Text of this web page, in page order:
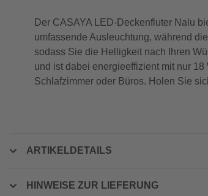
Der CASAYA LED-Deckenfluter Nalu
umfassende Ausleuchtung, während
sodass Sie die Helligkeit nach Ihren
und ist dabei energieeffizient mit nur
Schlafzimmer oder Büros. Holen Sie
ARTIKELDETAILS
HINWEISE ZUR LIEFERUNG